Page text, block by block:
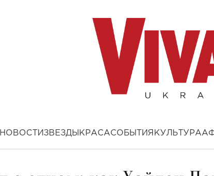
НОВОСТИ ЗВЕЗДЫ КРАСАСОБЫТИЯ КУЛЬТУРА